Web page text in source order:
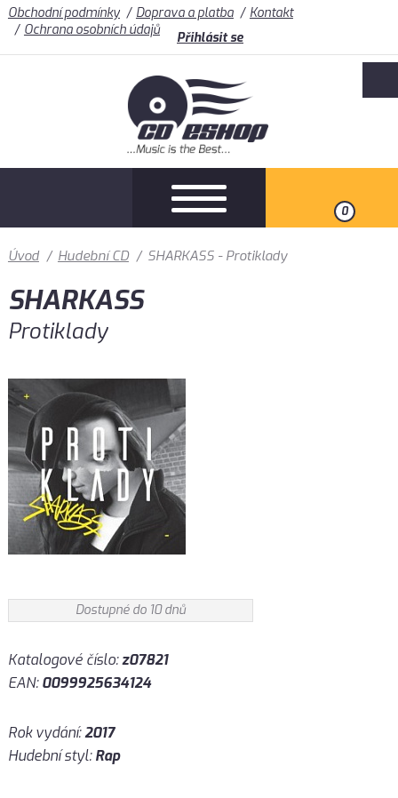
Obchodní podmínky Doprava a platba
Kontakt
Ochrana osobních údajů
Přihlásit se
0
Úvod / Hudební CD / SHARKASS - Protiklady
SHARKASS
Protiklady
Dostupné do 10 dnů
Katalogové číslo:z07821
EAN:0099925634124
Rok vydání:2017
Hudební styl:Rap